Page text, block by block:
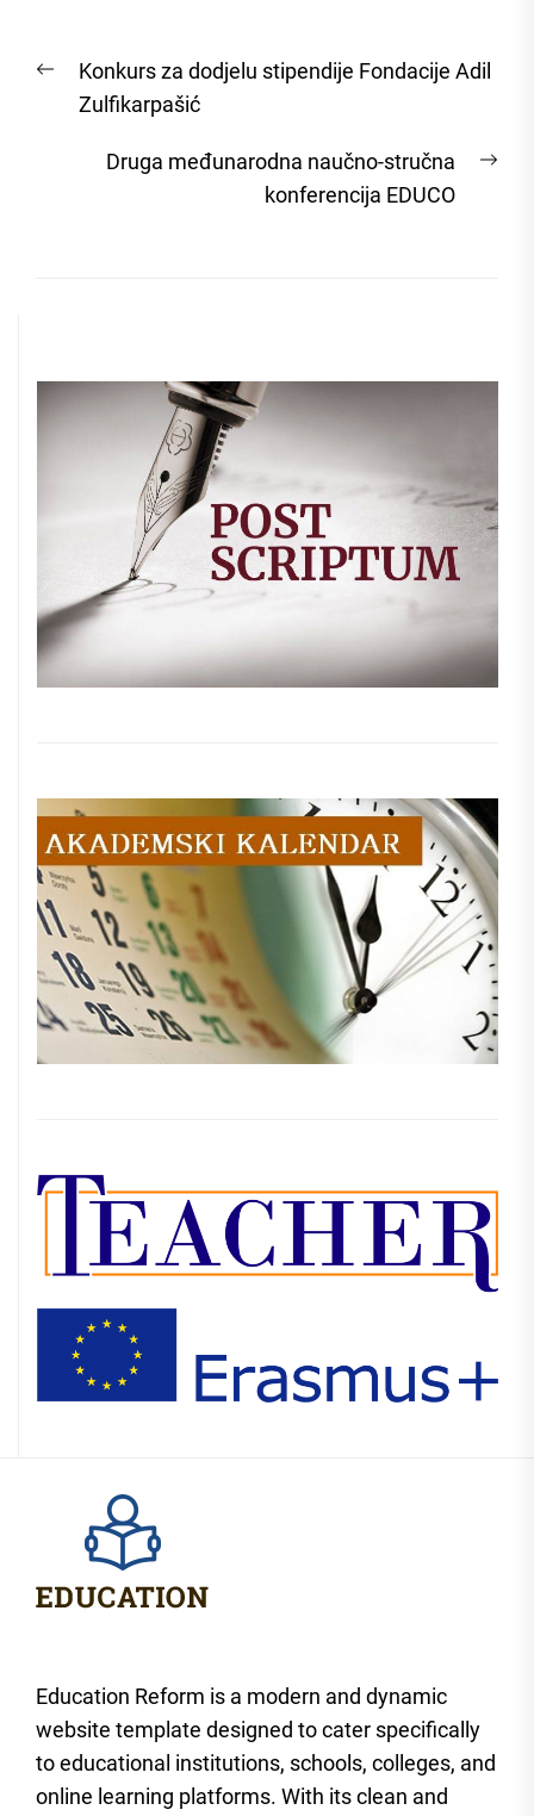
navigation
Previous
post:
Konkurs za dodjelu stipendije Fondacije Adil
Zulfikarpašić
Druga međunarodna naučno-stručna
konferencija EDUCO
Education Reform is a modern and dynamic
website template designed to cater specifically
to educational institutions, schools, colleges, and
online learning platforms. With its clean and